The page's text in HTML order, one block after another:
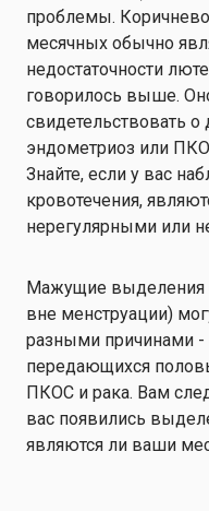
проблемы.
месячных обычно
недостаточности
говорилось выше.
свидетельствовать о
эндометриоз или
Знайте, если у вас
кровотечения,
нерегулярными или
Мажущие выделения
вне менструации)
разными причинами -
передающихся
ПКОС и рака. Вам
вас появились
являются ли ваши